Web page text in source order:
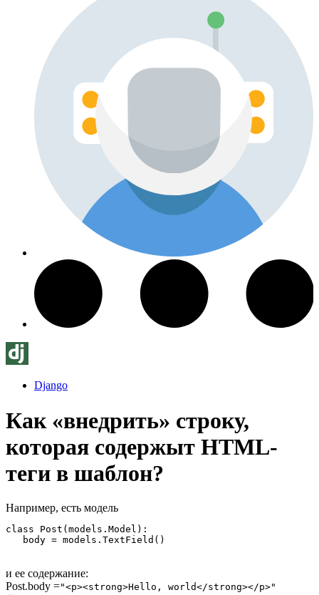
Django
Как «внедрить» строку,
которая содержыт HTML-
теги в шаблон?
Например, есть модель
class Post(models.Model):
   body = models.TextField()
и ее содержание:
Post.body ="<p><strong>Hello, world</strong></p>"